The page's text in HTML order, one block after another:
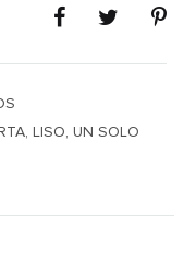
, LISO, UN SOLO